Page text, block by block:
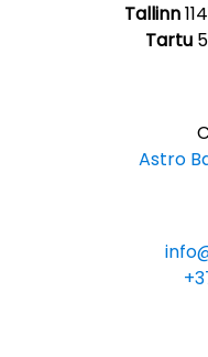
Tallinn
Tartu
Astro